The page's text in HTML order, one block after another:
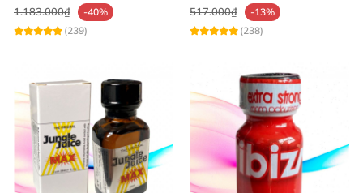
1.183.000₫
-40%
(239)
517.000₫
-13%
(238)